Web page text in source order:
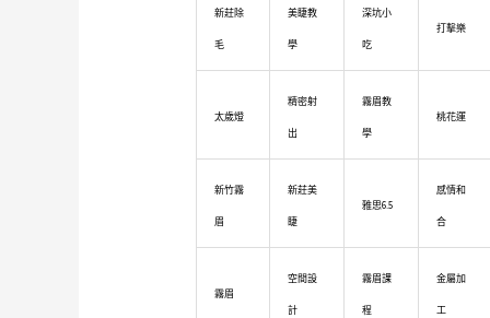
新莊除
毛
美睫教
學
深坑小
吃
打擊樂
太歲燈
精密射
出
霧眉教
學
桃花運
新竹霧
眉
新莊美
睫
雅思6.5
感情和
合
霧眉
空間設
計
霧眉課
程
金屬加
工